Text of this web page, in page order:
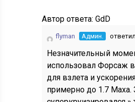
Автор ответа:GdD
flyman Админ.
Незначительный
использовал Форсаж
для взлета и
примерно до 1.7 Маха.